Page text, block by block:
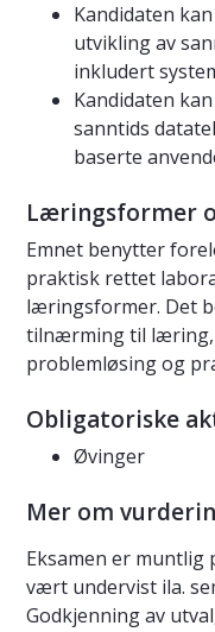
Kandidaten
utvikling av
inkludert
Kandidaten
sanntids
baserte
Læringsformer
Emnet benytter
praktisk rettet
læringsformer. Det
tilnærming til læring,
problemløsing og
Obligatoriske
Øvinger
Mer om
Eksamen er muntlig
vært undervist ila.
Godkjenning av